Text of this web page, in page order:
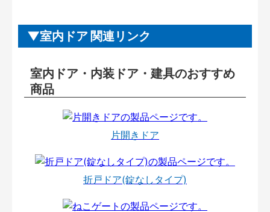
室内ドア 関連リンク
室内ドア・内装ドア・建具のおすすめ
商品
片開きドア
折戸ドア(錠なしタイプ)